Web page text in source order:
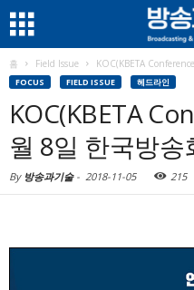
홈 Field Issue KOC(KBETA
FOCUS FIELD ISSUE 헤드라인
KOC(KBETA
월 8일 한국방송
By 방송과기술- 2018-11-05 215